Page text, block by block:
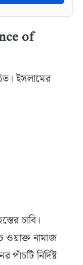
of
ইসলামের
চাবি।
ওয়াক্ত নামাজ
নির্দিষ্ট